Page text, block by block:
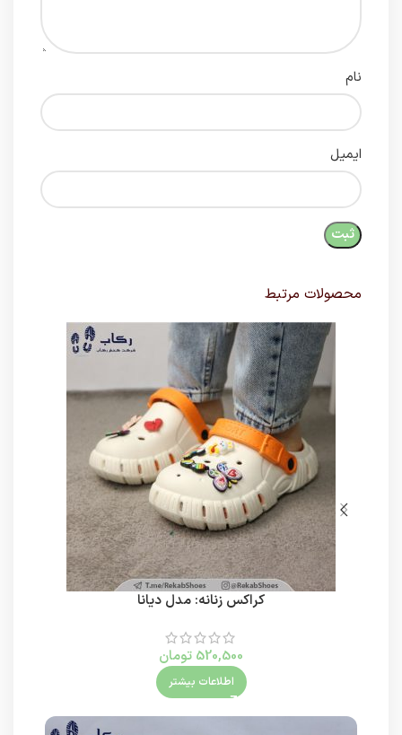
نام
ایمیل
محصولات مرتبط
کراکس زنانه: مدل دیانا
520,500 تومان
اطلاعات بیشتر